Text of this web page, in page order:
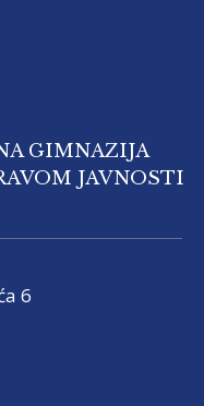
GIMNAZIJA
JAVNOSTI
6